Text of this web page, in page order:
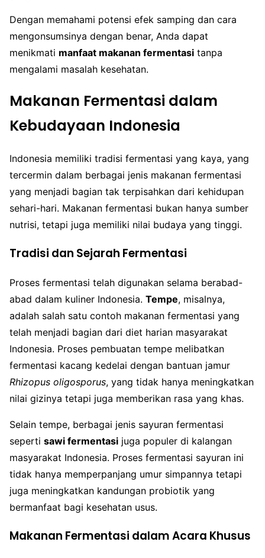
Dengan memahami potensi efek samping dan cara
mengonsumsinya dengan benar, Anda dapat
menikmati manfaat makanan fermentasi tanpa
mengalami masalah kesehatan.
Makanan Fermentasi dalam
Kebudayaan Indonesia
Indonesia memiliki tradisi fermentasi yang kaya, yang
tercermin dalam berbagai jenis makanan fermentasi
yang menjadi bagian tak terpisahkan dari kehidupan
sehari-hari. Makanan fermentasi bukan hanya sumber
nutrisi, tetapi juga memiliki nilai budaya yang tinggi.
Tradisi dan Sejarah Fermentasi
Proses fermentasi telah digunakan selama berabad-
abad dalam kuliner Indonesia. Tempe, misalnya,
adalah salah satu contoh makanan fermentasi yang
telah menjadi bagian dari diet harian masyarakat
Indonesia. Proses pembuatan tempe melibatkan
fermentasi kacang kedelai dengan bantuan jamur
Rhizopus oligosporus, yang tidak hanya meningkatkan
nilai gizinya tetapi juga memberikan rasa yang khas.
Selain tempe, berbagai jenis sayuran fermentasi
seperti sawi fermentasi juga populer di kalangan
masyarakat Indonesia. Proses fermentasi sayuran ini
tidak hanya memperpanjang umur simpannya tetapi
juga meningkatkan kandungan probiotik yang
bermanfaat bagi kesehatan usus.
Makanan Fermentasi dalam Acara Khusus